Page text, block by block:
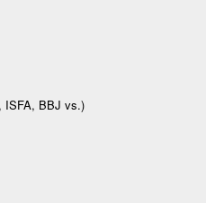
ISFA, BBJ vs.)